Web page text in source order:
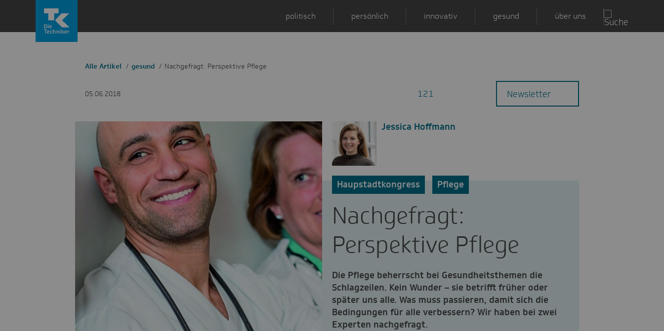
politisch persönlich innovativ gesund über uns
Alle Artikel gesund Nachgefragt: Perspektive Pflege
05.06.2018 121
Kommentaren
Newsletter
Jessica Hoffmann
Haupstadtkongress Pflege
Nachgefragt:
Perspektive Pflege
Die Pflege beherrscht bei Gesundheitsthemen die
Schlagzeilen. Kein Wunder – sie betrifft früher oder
später uns alle. Was muss passieren, damit sich die
Bedingungen für alle verbessern? Wir haben bei zwei
Experten nachgefragt.